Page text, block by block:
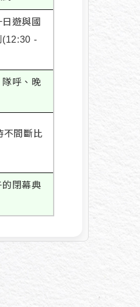
遊與國
(12:30 -
隊呼、晚
不間斷比
的閉幕典